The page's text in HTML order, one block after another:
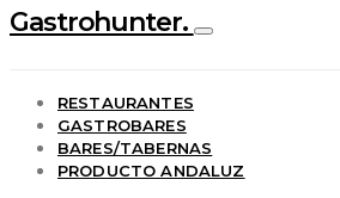
Gastrohunter.
RESTAURANTES
GASTROBARES
BARES/TABERNAS
PRODUCTO ANDALUZ